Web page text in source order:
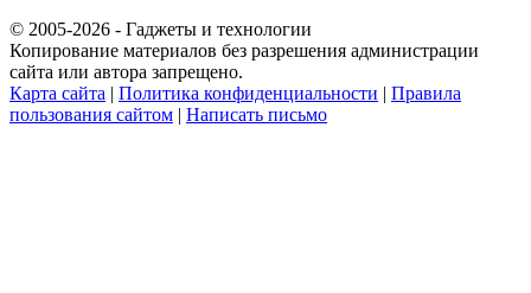
© 2005-2026 - Гаджеты и технологии
Копирование материалов без разрешения администрации
сайта или автора запрещено.
Карта сайта | Политика конфиденциальности | Правила
пользования сайтом | Написать письмо